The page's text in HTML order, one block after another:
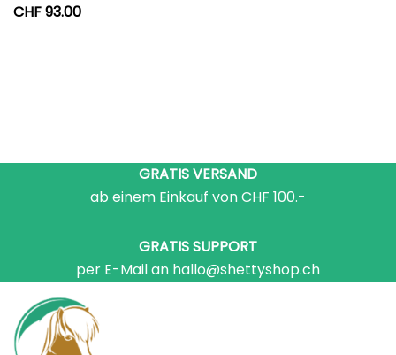
CHF93.00
GRATIS VERSAND
ab einem Einkauf von CHF 100.-
GRATIS SUPPORT
per E-Mail an hallo@shettyshop.ch